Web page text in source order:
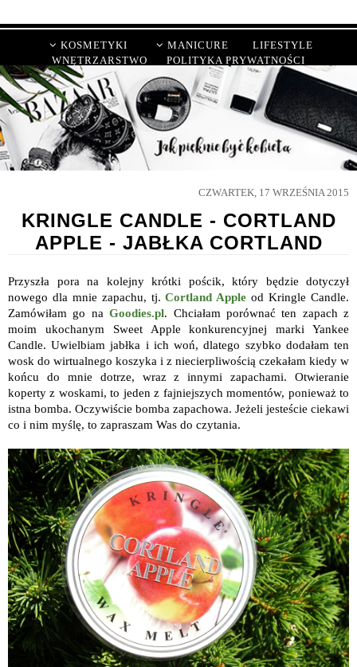
KOSMETYKI MANICURE
LIFESTYLE
WNĘTRZARSTWO
POLITYKA PRYWATNOŚCI
CZWARTEK, 17 WRZEŚNIA 2015
KRINGLE CANDLE - CORTLAND
APPLE - JABŁKA CORTLAND
Przyszła pora na kolejny krótki pościk, który będzie dotyczył
nowego dla mnie zapachu, tj.Cortland Apple od Kringle Candle.
Zamówiłam go naGoodies.pl. Chciałam porównać ten zapach z
moim ukochanym Sweet Apple konkurencyjnej marki Yankee
Candle. Uwielbiam jabłka i ich woń, dlatego szybko dodałam ten
wosk do wirtualnego koszyka i z niecierpliwością czekałam kiedy w
końcu do mnie dotrze, wraz z innymi zapachami. Otwieranie
koperty z woskami, to jeden z fajniejszych momentów, ponieważ to
istna bomba. Oczywiście bomba zapachowa. Jeżeli jesteście ciekawi
co i nim myślę, to zapraszam Was do czytania.